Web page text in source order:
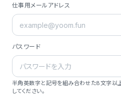
仕事用メールアドレス
パスワード
半角英数字と記号を組み合わせた8文字以
してください。